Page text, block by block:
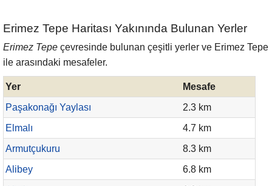
Erimez Tepe Haritası Yakınında Bulunan Yerler
Erimez Tepe çevresinde bulunan çeşitli yerler ve Erimez Tepe
ile arasındaki mesafeler.
Yer
Mesafe
Paşakonağı Yaylası
2.3 km
Elmalı
4.7 km
Armutçukuru
8.3 km
Alibey
6.8 km